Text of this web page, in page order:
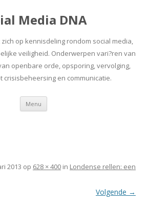
Media DNA
zich op kennisdeling rondom social media,
veiligheid. Onderwerpen vari?ren van
openbare orde, opsporing, vervolging,
crisisbeheersing en communicatie.
Menu Spring
inhoud
2013 op 628 × 400 in Londense rellen: een
Volgende →